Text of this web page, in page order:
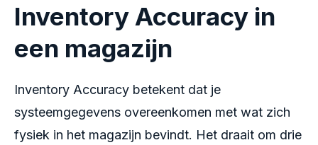
Inventory Accuracy in
een magazijn
Inventory Accuracy betekent dat je
systeemgegevens overeenkomen met wat zich
fysiek in het magazijn bevindt. Het draait om drie